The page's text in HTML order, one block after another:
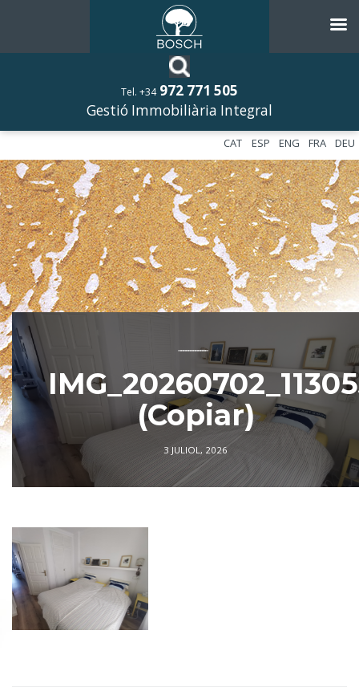
Tel. +34 972 771 505
Gestió Immobiliària Integral
DEU
FRA
ENG
ESP
CAT
––––––––––––
(Copiar)
3 JULIOL, 2026